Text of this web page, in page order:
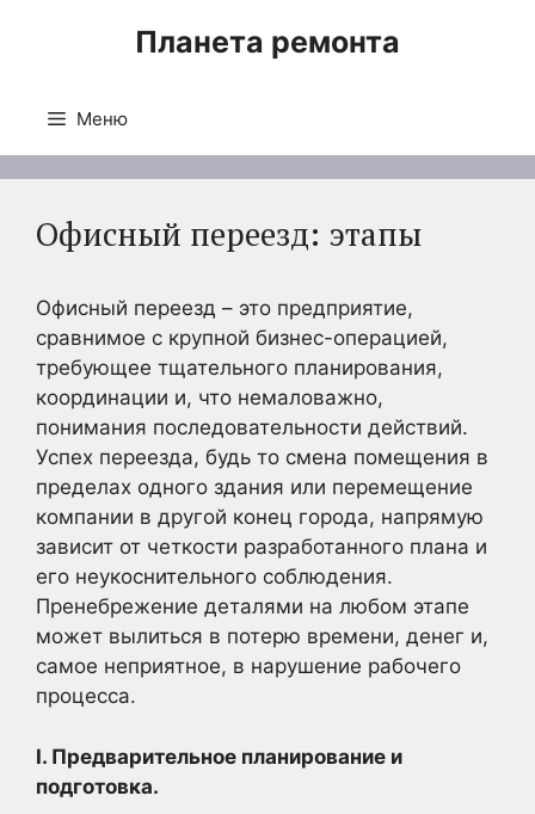
Планета ремонта
Меню
Офисный переезд: этапы
Офисный переезд – это предприятие,
сравнимое с крупной бизнес-операцией,
требующее тщательного планирования,
координации и, что немаловажно,
понимания последовательности действий.
Успех переезда, будь то смена помещения в
пределах одного здания или перемещение
компании в другой конец города, напрямую
зависит от четкости разработанного плана и
его неукоснительного соблюдения.
Пренебрежение деталями на любом этапе
может вылиться в потерю времени, денег и,
самое неприятное, в нарушение рабочего
процесса.
I. Предварительное планирование и
подготовка.